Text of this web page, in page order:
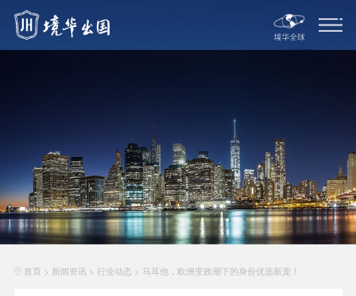
首页 > 新闻资讯 >行业动态 > 马耳他，欧洲变政潮下的身份优选新宠！